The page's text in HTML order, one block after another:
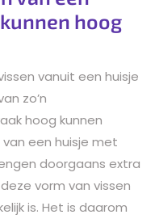
hoog
vanuit een huisje
zo’n
hoog kunnen
een huisje met
doorgaans extra
vorm van vissen
is. Het is daarom